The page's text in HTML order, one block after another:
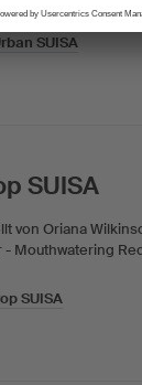
SUISA
SUISA
von Oriana
- Mouthwatering
SUISA